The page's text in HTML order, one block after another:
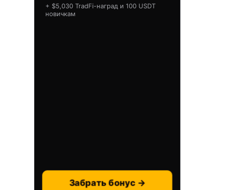
+ $5,030 TradFi-наград и 100 USDT
новичкам
Забрать бонус →